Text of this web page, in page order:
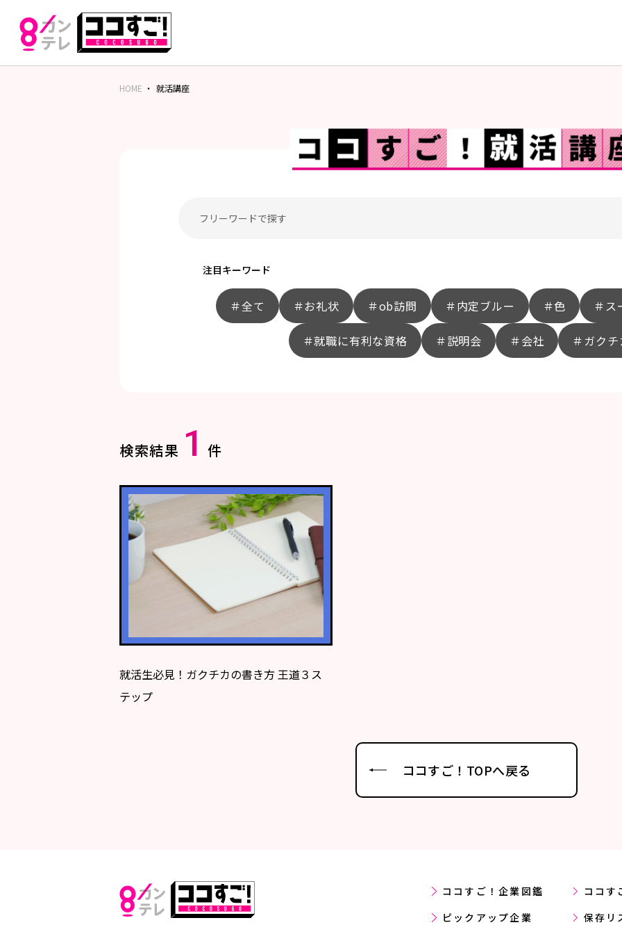
HOME 就活講座
注目キーワード
＃全て ＃お礼状 ＃ob訪問 ＃内定ブルー ＃色 ＃ス
＃就職に有利な資格 ＃説明会 ＃会社 ＃ガク
検索結果 1 件
就活生必見！ガクチカの書き方 王道３ス
テップ
ココすご！TOPへ戻る
ココすご！企業図鑑
ココす
ピックアップ企業
保存リ